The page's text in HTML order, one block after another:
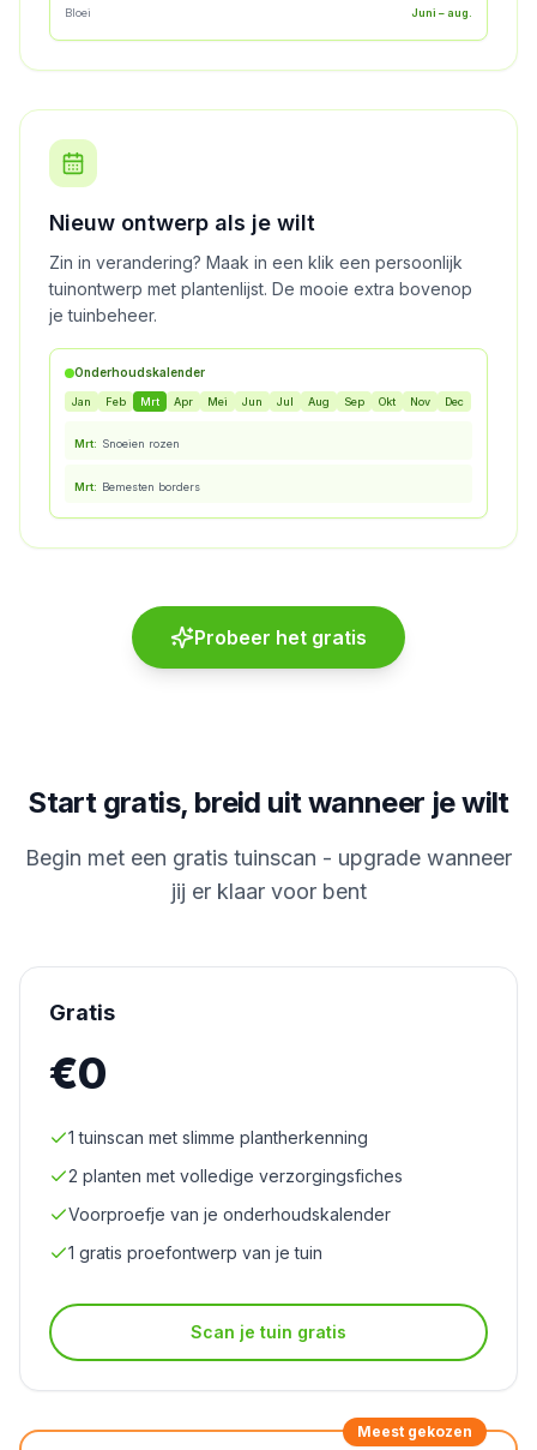
Bloei
Juni – aug.
Nieuw ontwerp als je wilt
Zin in verandering? Maak in een klik een persoonlijk
tuinontwerp met plantenlijst. De mooie extra bovenop
je tuinbeheer.
Onderhoudskalender
Jan Feb Mrt Apr Mei Jun Jul Aug Sep Okt Nov Dec
Mrt: Snoeien rozen
Mrt: Bemesten borders
Probeer het gratis
Start gratis, breid uit wanneer je wilt
Begin met een gratis tuinscan - upgrade wanneer
jij er klaar voor bent
Gratis
€0
1 tuinscan met slimme plantherkenning
2 planten met volledige verzorgingsfiches
Voorproefje van je onderhoudskalender
1 gratis proefontwerp van je tuin
Scan je tuin gratis
Meest gekozen